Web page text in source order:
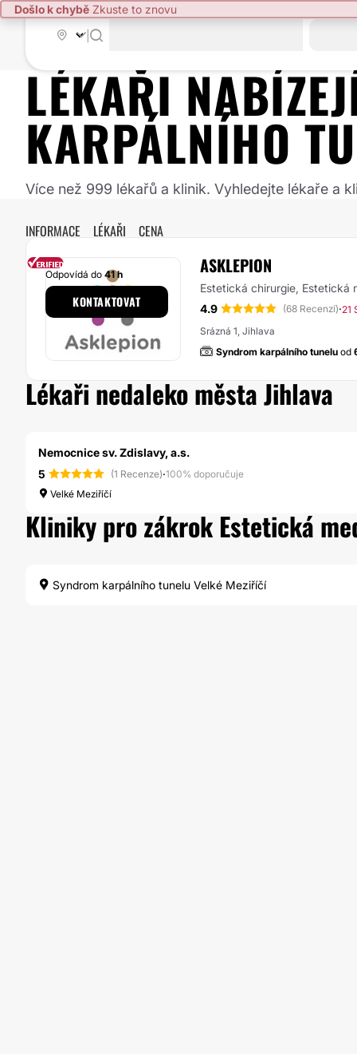
Došlo k chybě Zkuste to znovu
LÉKAŘI
KARPÁLNÍHO
Více než 999 lékařů a klinik. Vyhledejte lékaře a
INFORMACE LÉKAŘI CENA
ASKLEPION
Estetická chirurgie, Estetická
4.9
(68 Recenzí)·21
Srázná 1, Jihlava
Syndrom karpálního tunelu od
Odpovídá do 41 h
KONTAKTOVAT
Lékaři nedaleko města Jihlava
Nemocnice sv. Zdislavy, a.s.
5
(1 Recenze)·100% doporučuje
Velké Meziříčí
Kliniky pro zákrok Estetická
Syndrom karpálního tunelu Velké Meziříčí